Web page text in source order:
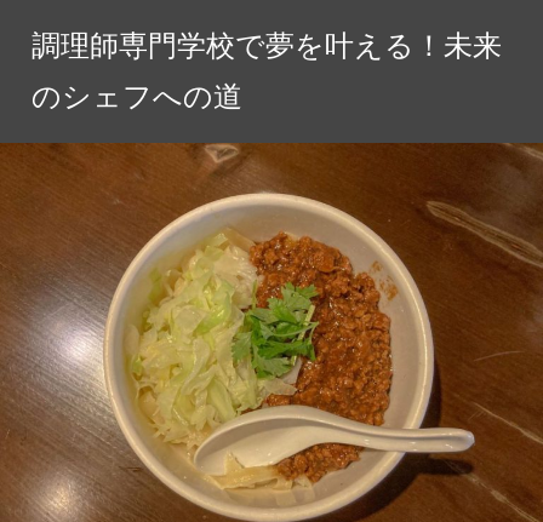
キ
調理師専門学校で夢を叶える！未来
のシェフへの道